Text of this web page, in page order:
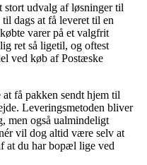
stort udvalg af løsninger til
dags at få leveret til en
varer på et valgfrit
ret så ligetil, og oftest
ved køb af Postæske
få pakken sendt hjem til
Leveringsmetoden bliver
men også ualmindeligt
vil dog altid være selv at
at du har bopæl lige ved